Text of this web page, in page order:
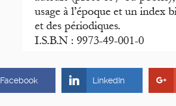
Facebook LinkedIn